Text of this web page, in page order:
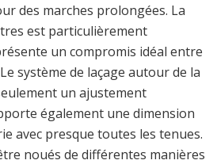
des marches prolongées. La
est particulièrement
un compromis idéal entre
système de laçage autour de la
un ajustement
également une dimension
avec presque toutes les tenues.
noués de différentes manières